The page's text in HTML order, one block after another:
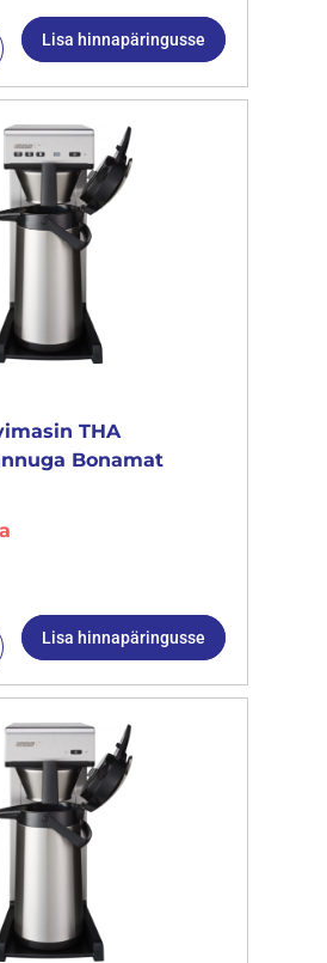
Lisa hinnapäringusse
THA
Bonamat
Lisa hinnapäringusse